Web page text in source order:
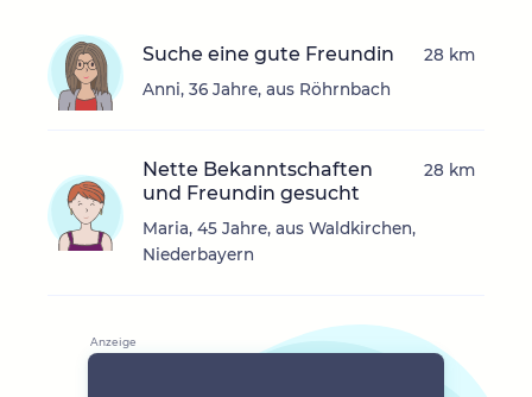
Suche eine gute Freundin
Anni, 36 Jahre, aus Röhrnbach
28 km
Nette Bekanntschaften
und Freundin gesucht
Maria, 45 Jahre, aus Waldkirchen,
Niederbayern
28 km